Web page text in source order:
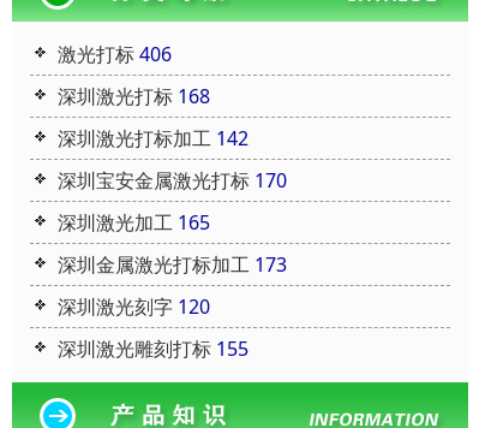
激光打标406
深圳激光打标 168
深圳激光打标加工 142
深圳宝安金属激光打标 170
深圳激光加工 165
深圳金属激光打标加工 173
深圳激光刻字 120
深圳激光雕刻打标 155